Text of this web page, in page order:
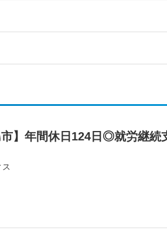
市】年間休日124日◎就労継